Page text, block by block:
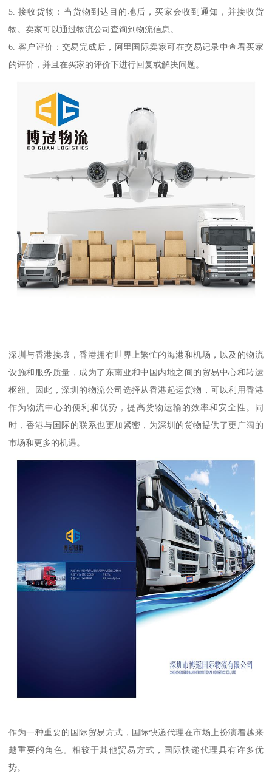
5. 接收货物：当货物到达目的地后，买家会收到通知，并接收货
物。卖家可以通过物流公司查询到物流信息。
6. 客户评价：交易完成后，阿里国际卖家可在交易记录中查看买家
的评价，并且在买家的评价下进行回复或解决问题。
深圳与香港接壤，香港拥有世界上繁忙的海港和机场，以及的物流
设施和服务质量，成为了东南亚和中国内地之间的贸易中心和转运
枢纽。因此，深圳的物流公司选择从香港起运货物，可以利用香港
作为物流中心的便利和优势，提高货物运输的效率和安全性。同
时，香港与国际的联系也更加紧密，为深圳的货物提供了更广阔的
市场和更多的机遇。
作为一种重要的国际贸易方式，国际快递代理在市场上扮演着越来
越重要的角色。相较于其他贸易方式，国际快递代理具有许多优
势。